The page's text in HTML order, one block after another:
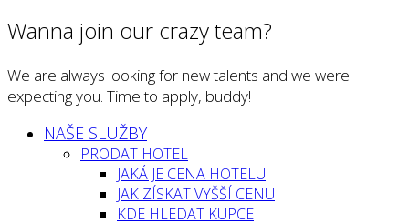
Wanna join our crazy team?
We are always looking for new talents and we were
expecting you. Time to apply, buddy!
NAŠE SLUŽBY
PRODAT HOTEL
JAKÁ JE CENA HOTELU
JAK ZÍSKAT VYŠŠÍ CENU
KDE HLEDAT KUPCE